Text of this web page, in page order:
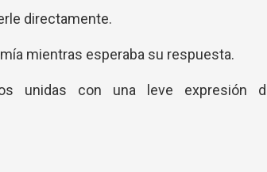
directamente.
mientras esperaba su respuesta.
unidas con una leve expresión